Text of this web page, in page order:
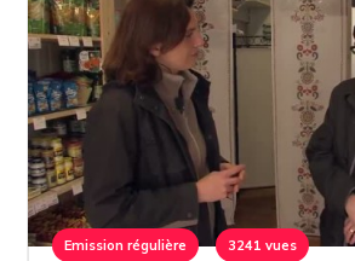
Emission régulière 3241 vues